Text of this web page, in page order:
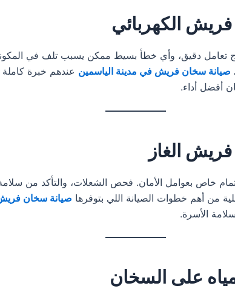
الكهربائي
تعامل دقيق، وأي خطأ بسيط ممكن يسبب تلف في
صيانة سخان فريش في مدينة الياسمين عندهم خبرة
أفضل أداء.
الغاز
خاص بعوامل الأمان. فحص الشعلات، والتأكد من
من أهم خطوات الصيانة اللي بتوفرها صيانة سخان
الأسرة.
على السخان